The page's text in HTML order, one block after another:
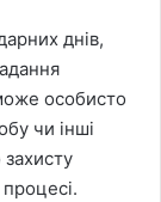
днів,
особисто
чи інші